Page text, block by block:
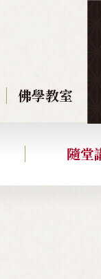
佛學教室
隨堂